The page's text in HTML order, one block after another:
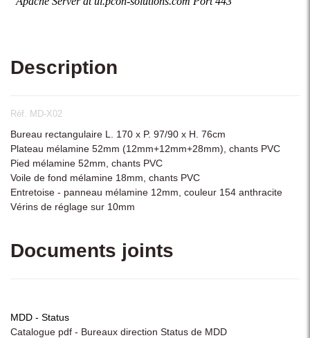
Description
Réf. MD-X02
Bureau rectangulaire L. 170 x P. 97/90 x H. 76cm
Plateau mélamine 52mm (12mm+12mm+28mm), chants PVC
Pied mélamine 52mm, chants PVC
Voile de fond mélamine 18mm, chants PVC
Entretoise - panneau mélamine 12mm, couleur 154 anthracite
Vérins de réglage sur 10mm
Documents joints
MDD - Status
Catalogue pdf - Bureaux direction Status de MDD